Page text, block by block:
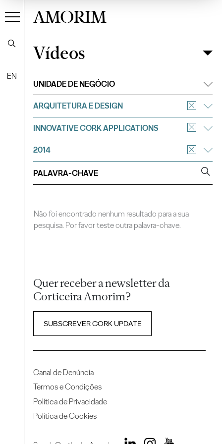
EN
AMORIM
VídeosFiltrar
Vídeos
UNIDADE DE NEGÓCIO
ARQUITETURA E DESIGN
INNOVATIVE CORK APPLICATIONS
2014
Não foi encontrado nenhum resultado para a sua
pesquisa. Por favor teste outra palavra-chave.
Quer receber a newsletter da
Corticeira Amorim?
SUBSCREVER CORK UPDATE
Canal de Denúncia
Termos e Condições
Política de Privacidade
Política de Cookies